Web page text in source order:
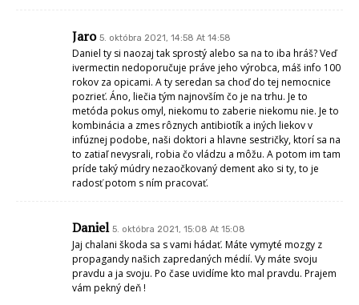
Jaro 5. októbra 2021, 14:58 At 14:58
Daniel ty si naozaj tak sprostý alebo sa na to iba hráš? Veď
ivermectin nedoporučuje práve jeho výrobca, máš info 100
rokov za opicami. A ty seredan sa choď do tej nemocnice
pozrieť. Áno, liečia tým najnovším čo je na trhu. Je to
metóda pokus omyl, niekomu to zaberie niekomu nie. Je to
kombinácia a zmes rôznych antibiotík a iných liekov v
infúznej podobe, naši doktori a hlavne sestričky, ktorí sa na
to zatiaľ nevysrali, robia čo vládzu a môžu. A potom im tam
príde taký múdry nezaočkovaný dement ako si ty, to je
radosť potom s ním pracovať.
Daniel 5. októbra 2021, 15:08 At 15:08
Jaj chalani škoda sa s vami hádať. Máte vymyté mozgy z
propagandy našich zapredaných médií. Vy máte svoju
pravdu a ja svoju. Po čase uvidíme kto mal pravdu. Prajem
vám pekný deň !